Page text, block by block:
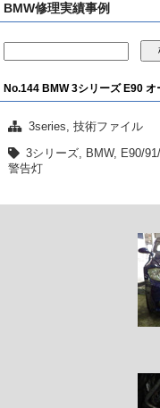
BMW修理実績事例
No.144 BMW 3シリーズ E90
3series,技術ファイル
3シリーズ
BMW, E90/
警告灯